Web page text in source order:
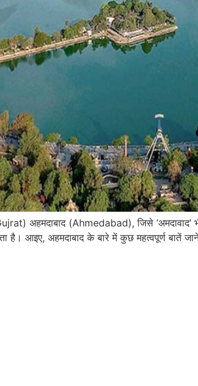
अहमदाबाद (Ahmedabad), जिसे
है। आइए, अहमदाबाद के बारे में कुछ महत्वपूर्ण बातें